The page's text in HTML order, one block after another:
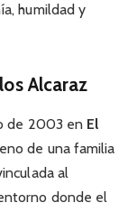
humildad y
Alcaraz
de 2003 en El
de una familia
al
donde el